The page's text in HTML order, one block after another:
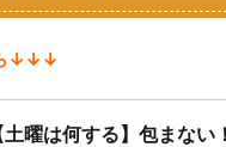
↓↓↓
土曜は何する】包まな